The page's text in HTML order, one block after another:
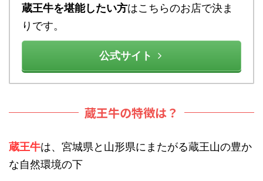
蔵王牛を堪能したい方はこちらのお店で決ま
りです。
公式サイト
蔵王牛の特徴は？
蔵王牛は、宮城県と山形県にまたがる蔵王山の豊か
な自然環境の下